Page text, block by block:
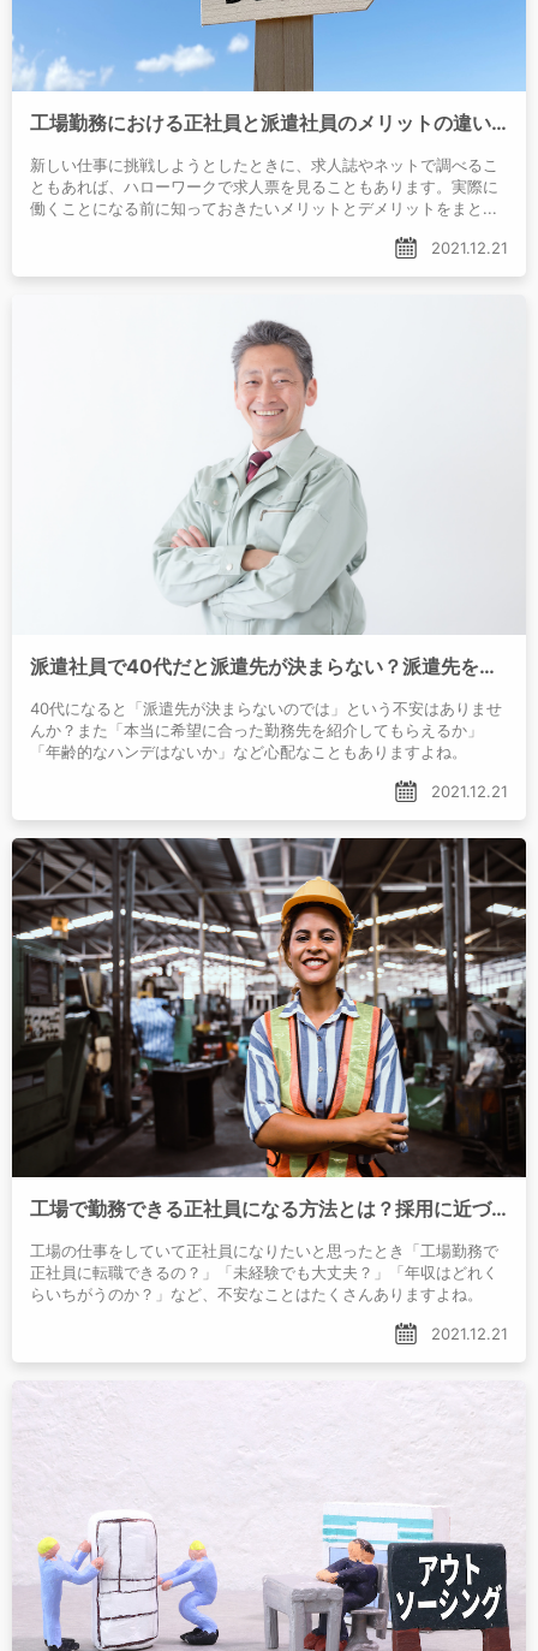
工場勤務における正社員と派遣社員のメリットの違いとは
新しい仕事に挑戦しようとしたときに、求人誌やネットで調べるこ
ともあれば、ハローワークで求人票を見ることもあります。実際に
働くことになる前に知っておきたいメリットとデメリットをまとめ
2021.12.21
派遣社員で40代だと派遣先が決まらない？派遣先を紹介してもらえるコツとは
40代になると「派遣先が決まらないのでは」という不安はありませ
んか？また「本当に希望に合った勤務先を紹介してもらえるか」
「年齢的なハンデはないか」など心配なこともありますよね。
2021.12.21
工場で勤務できる正社員になる方法とは？採用に近づくポイントを紹介
工場の仕事をしていて正社員になりたいと思ったとき「工場勤務で
正社員に転職できるの？」「未経験でも大丈夫？」「年収はどれく
らいちがうのか？」など、不安なことはたくさんありますよね。
2021.12.21